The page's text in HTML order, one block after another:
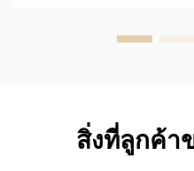
สิ่งที่ลูกค้า